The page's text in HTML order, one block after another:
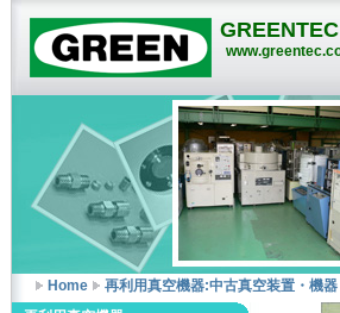
Home 再利用真空機器:中古真空装置・機器